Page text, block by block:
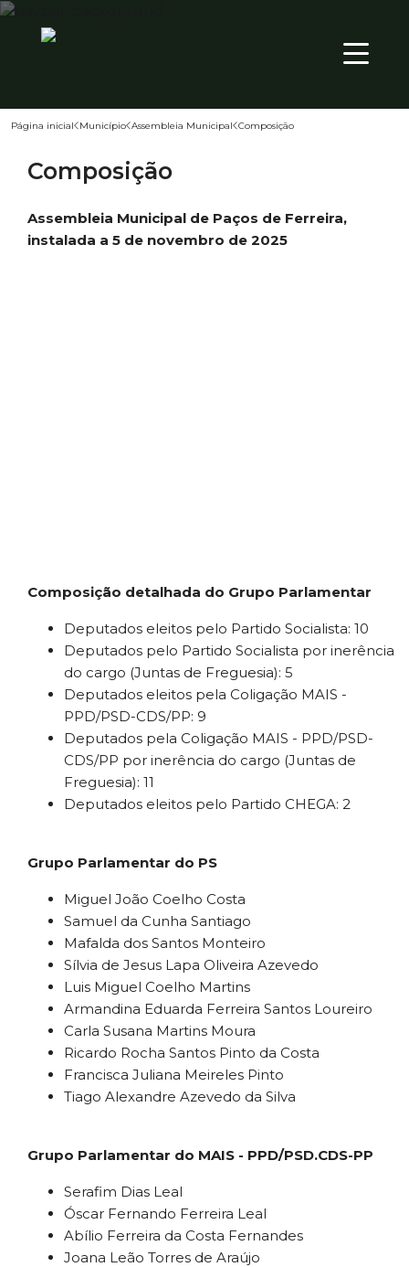
Município
Atualidade
17º PT
Página inicial Município Assembleia Municipal Composição
Composição
Assembleia Municipal de Paços de Ferreira,
instalada a 5 de novembro de 2025
Composição detalhada do Grupo Parlamentar
Deputados eleitos pelo Partido Socialista: 10
Deputados pelo Partido Socialista por inerência
do cargo (Juntas de Freguesia): 5
Deputados eleitos pela Coligação MAIS -
PPD/PSD-CDS/PP: 9
Deputados pela Coligação MAIS - PPD/PSD-
CDS/PP por inerência do cargo (Juntas de
Freguesia): 11
Deputados eleitos pelo Partido CHEGA: 2
Grupo Parlamentar do PS
Miguel João Coelho Costa
Samuel da Cunha Santiago
Mafalda dos Santos Monteiro
Sílvia de Jesus Lapa Oliveira Azevedo
Luis Miguel Coelho Martins
Armandina Eduarda Ferreira Santos Loureiro
Carla Susana Martins Moura
Ricardo Rocha Santos Pinto da Costa
Francisca Juliana Meireles Pinto
Tiago Alexandre Azevedo da Silva
Grupo Parlamentar do MAIS - PPD/PSD.CDS-PP
Serafim Dias Leal
Óscar Fernando Ferreira Leal
Abílio Ferreira da Costa Fernandes
Joana Leão Torres de Araújo